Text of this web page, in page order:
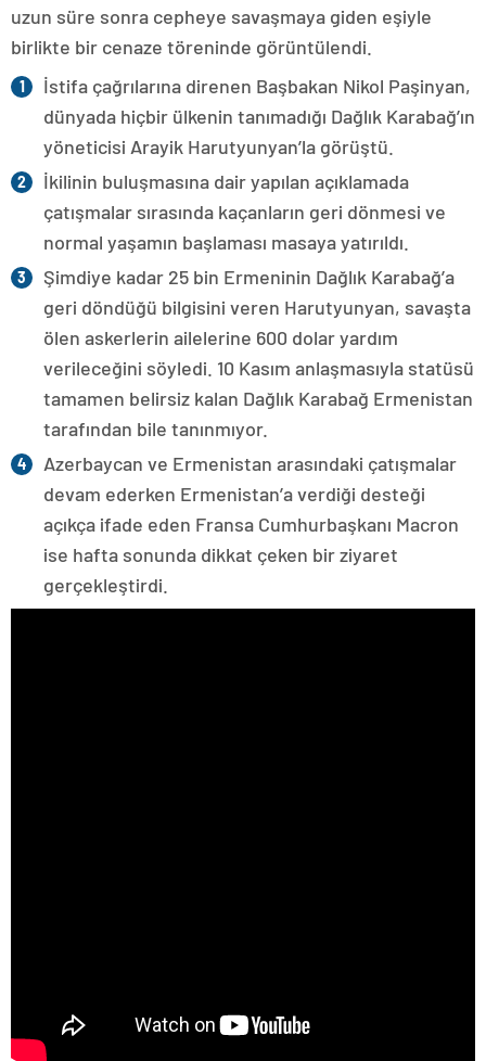
uzun süre sonra cepheye savaşmaya giden eşiyle
birlikte bir cenaze töreninde görüntülendi.
İstifa çağrılarına direnen Başbakan Nikol Paşinyan,
dünyada hiçbir ülkenin tanımadığı Dağlık Karabağ’ın
yöneticisi Arayik Harutyunyan’la görüştü.
İkilinin buluşmasına dair yapılan açıklamada
çatışmalar sırasında kaçanların geri dönmesi ve
normal yaşamın başlaması masaya yatırıldı.
Şimdiye kadar 25 bin Ermeninin Dağlık Karabağ’a
geri döndüğü bilgisini veren Harutyunyan, savaşta
ölen askerlerin ailelerine 600 dolar yardım
verileceğini söyledi. 10 Kasım anlaşmasıyla statüsü
tamamen belirsiz kalan Dağlık Karabağ Ermenistan
tarafından bile tanınmıyor.
Azerbaycan ve Ermenistan arasındaki çatışmalar
devam ederken Ermenistan’a verdiği desteği
açıkça ifade eden Fransa Cumhurbaşkanı Macron
ise hafta sonunda dikkat çeken bir ziyaret
gerçekleştirdi.